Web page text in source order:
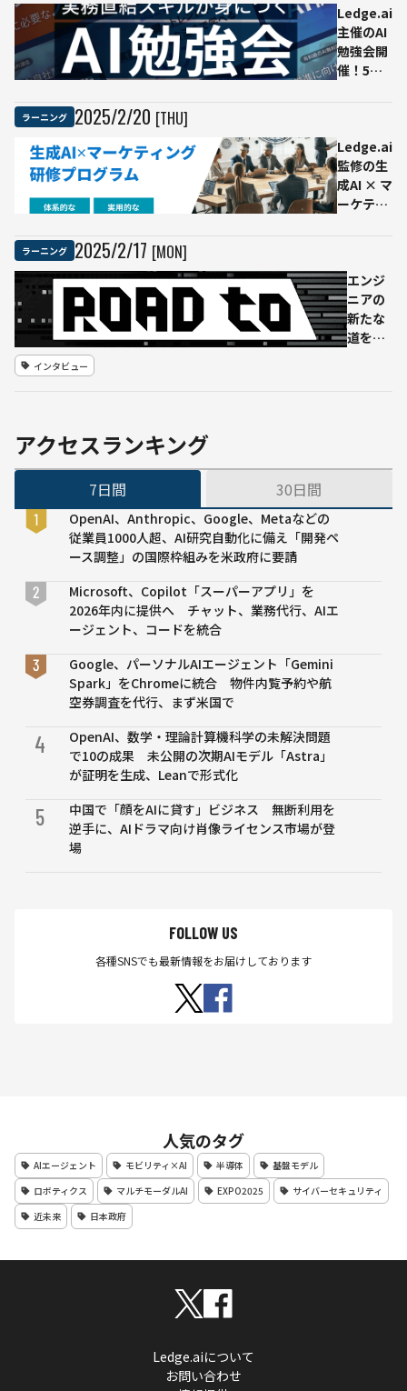
グ
ラ
ム
を
供
開
始
×AIを実践
的に学ぶ全
11回の無料
プログラム
Ledge.ai
主催のAI
勉強会開
催！5日
備える！
ラーニング 2025/2/20 [THU]
Ledge.ai
監修の生
成AI × マ
ーケティ
いに誕
生！AI専
門メディ
ア運営と
ラーニング 2025/2/17 [MON]
エンジ
ニアの
新たな
道を切
ム
to」が
インタビュー
アクセスランキング
7日間 30日間
OpenAI、Anthropic、Google、Metaなどの
従業員1000人超、AI研究自動化に備え「開発ペ
ース調整」の国際枠組みを米政府に要請
Microsoft、Copilot「スーパーアプリ」を
2026年内に提供へ チャット、業務代行、AIエ
ージェント、コードを統合
Google、パーソナルAIエージェント「Gemini
Spark」をChromeに統合 物件内覧予約や航
空券調査を代行、まず米国で
4
OpenAI、数学・理論計算機科学の未解決問題
で10の成果 未公開の次期AIモデル「Astra」
が証明を生成、Leanで形式化
5
中国で「顔をAIに貸す」ビジネス 無断利用を
逆手に、AIドラマ向け肖像ライセンス市場が登
場
FOLLOW US
各種SNSでも最新情報をお届けしております
人気のタグ
AIエージェント モビリティ×AI 半導体
基盤モデル
ロボティクス
マルチモーダルAI EXPO2025
サイバーセキュリティ
近未来
日本政府
Ledge.aiについて
お問い合わせ